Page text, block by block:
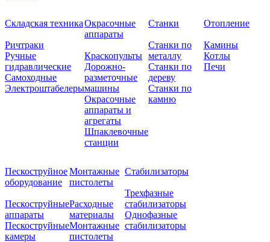
Складская техника
Ричтраки
Ручные
гидравлические
Самоходные
Электроштабелеры
Окрасочные
аппараты
Краскопульты
Дорожно-
разметочные
машины
Окрасочные
аппараты и
агрегаты
Шпаклевочные
станции
Станки
Станки по
металлу
Станки по
дереву
Станки по
камню
Отопление
Камины
Котлы
Печи
Пескоструйное
оборудование
Пескоструйные
аппараты
Пескоструйные
камеры
Монтажные
пистолеты
Расходные
материалы
Монтажные
пистолеты
Стабилизаторы
Трехфазные
стабилизаторы
Однофазные
стабилизаторы